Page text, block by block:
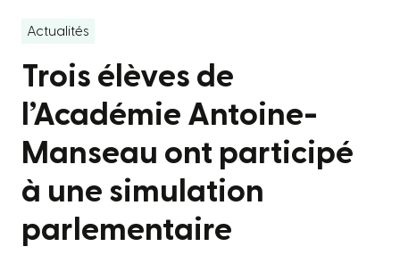
Actualités
Trois élèves de
l’Académie Antoine-
Manseau ont participé
à une simulation
parlementaire